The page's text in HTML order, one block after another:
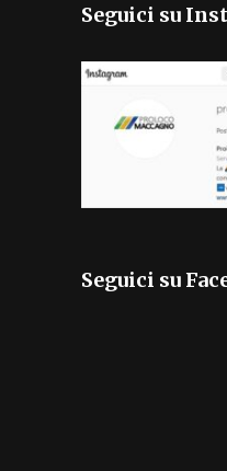
Seguici su
Seguici su